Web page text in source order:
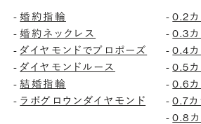
-婚約指輪
-婚約ネックレス
-ダイヤモンドでプロポーズ
-ダイヤモンドルース
-結婚指輪
- ラボグロウンダイヤモンド
-0.2カ
-0.3カ
-0.4カ
-0.5カ
-0.6カ
-0.7カ
-0.8カ